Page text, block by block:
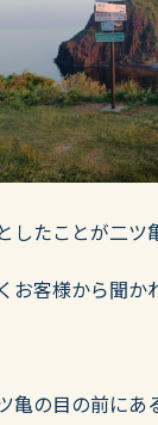
したことが二ツ
お客様から聞か
亀の目の前にあ